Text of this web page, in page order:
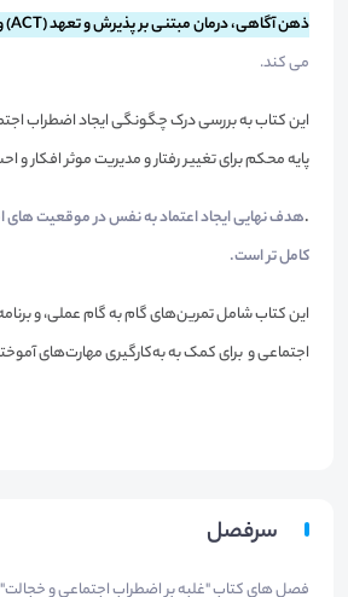
ذهن آگاهی، درمان مبتنی بر پذیرش و تعهد (ACT) و روانشناسی مثبت
می کند.
این کتاب به بررسی درک چگونگی ایجاد اضطراب
پایه محکم برای تغییر رفتار و مدیریت موثر افکار
.هدف نهایی ایجاد اعتماد به نفس در موقعیت های
کامل تر است.
این کتاب شامل تمرین‌های گام به گام عملی، و
اجتماعی و برای کمک به به‌کارگیری مهارت‌های
سرفصل
فصل های کتاب "غلبه بر اضطراب اجتماعی و